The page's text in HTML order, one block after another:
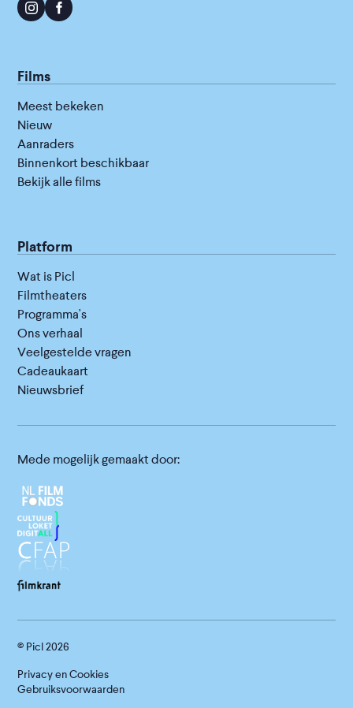
Films
Meest bekeken
Nieuw
Aanraders
Binnenkort beschikbaar
Bekijk alle films
Platform
Wat is Picl
Filmtheaters
Programma's
Ons verhaal
Veelgestelde vragen
Cadeaukaart
Nieuwsbrief
Mede mogelijk gemaakt door:
© Picl2026
Privacy en Cookies
Gebruiksvoorwaarden